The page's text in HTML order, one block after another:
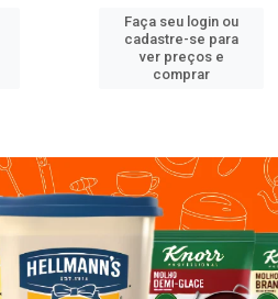
Faça seu login ou
cadastre-se para
ver preços e
comprar